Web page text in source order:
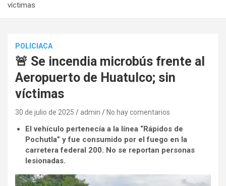
víctimas
POLICIACA
🚨 Se incendia microbús frente al
Aeropuerto de Huatulco; sin
víctimas
30 de julio de 2025 admin No hay comentarios
El vehículo pertenecía a la línea “Rápidos de
Pochutla” y fue consumido por el fuego en la
carretera federal 200. No se reportan personas
lesionadas.